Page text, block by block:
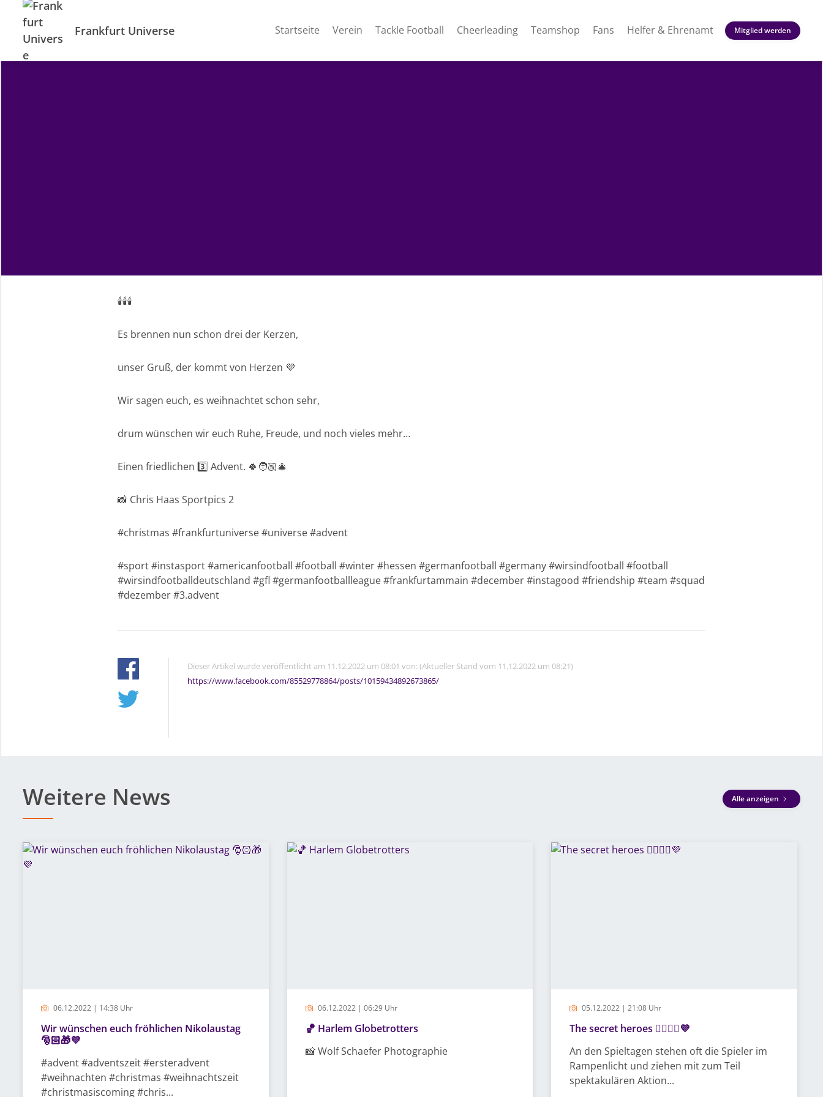
Frankfurt Universe Startseite Verein Tackle Football Cheerleading Teamshop Fans Helfer & Ehrenamt Mitglied werden
🕯🕯🕯
Es brennen nun schon drei der Kerzen,
unser Gruß, der kommt von Herzen 💜
Wir sagen euch, es weihnachtet schon sehr,
drum wünschen wir euch Ruhe, Freude, und noch vieles mehr…
Einen friedlichen 3️⃣ Advent. 🍀🧑🏼‍🎄
📸 Chris Haas Sportpics 2
#christmas #frankfurtuniverse #universe #advent
#sport #instasport #americanfootball #football #winter #hessen #germanfootball #germany #wirsindfootball #football
#wirsindfootballdeutschland #gfl #germanfootballleague #frankfurtammain #december #instagood #friendship #team #squad
#dezember #3.advent
Dieser Artikel wurde veröffentlicht am 11.12.2022 um 08:01 von: (Aktueller Stand vom 11.12.2022 um 08:21)
https://www.facebook.com/85529778864/posts/10159434892673865/
Weitere News Alle anzeigen
06.12.2022 | 14:38 Uhr
Wir wünschen euch fröhlichen Nikolaustag
🎅🏻🎁💜
#advent #adventszeit #ersteradvent
#weihnachten #christmas #weihnachtszeit
#christmasiscoming #chris...
06.12.2022 | 06:29 Uhr
🏀 Harlem Globetrotters
📸 Wolf Schaefer Photographie
05.12.2022 | 21:08 Uhr
The secret heroes 🦸‍♀️🦸‍♂️💜
An den Spieltagen stehen oft die Spieler im
Rampenlicht und ziehen mit zum Teil
spektakulären Aktion...